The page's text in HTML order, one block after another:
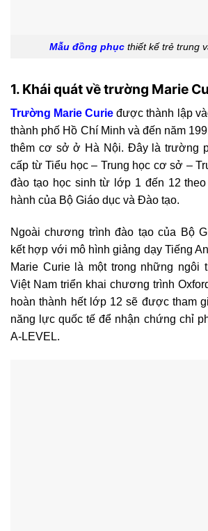
Mẫu đồng phục thiết kế trẻ trung
1. Khái quát về trường Marie
Trường Marie Curie được thành lập
thành phố Hồ Chí Minh và đến năm
thêm cơ sở ở Hà Nội. Đây là trường
cấp từ Tiểu học – Trung học cơ sở –
đào tạo học sinh từ lớp 1 đến 12
hành của Bộ Giáo dục và Đào tạo.
Ngoài chương trình đào tạo của Bộ
kết hợp với mô hình giảng dạy Tiếng
Marie Curie là một trong những ngôi
Việt Nam triển khai chương trình
hoàn thành hết lớp 12 sẽ được tham
năng lực quốc tế để nhận chứng chỉ
A-LEVEL.